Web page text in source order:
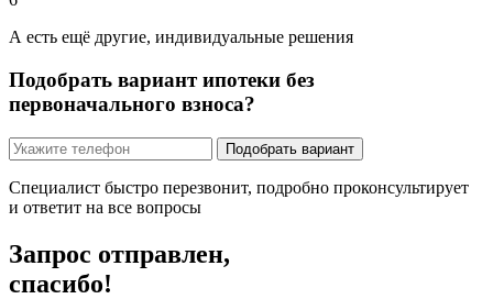
А есть ещё другие, индивидуальные решения
Подобрать вариант ипотеки без
первоначального взноса?
Подобрать вариант
Специалист быстро перезвонит, подробно проконсультирует
и ответит на все вопросы
Запрос отправлен,
спасибо!